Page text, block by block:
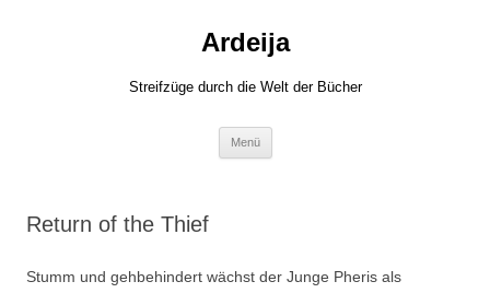
Ardeija
Streifzüge durch die Welt der Bücher
Menü
Return of the Thief
Stumm und gehbehindert wächst der Junge Pheris als